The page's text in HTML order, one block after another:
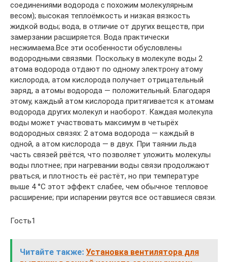
соединениями водорода с похожим молекулярным
весом); высокая теплоёмкость и низкая вязкость
жидкой воды; вода, в отличие от других веществ, при
замерзании расширяется. Вода практически
несжимаема.Все эти особенности обусловлены
водородными связями. Поскольку в молекуле воды 2
атома водорода отдают по одному электрону атому
кислорода, атом кислорода получает отрицательный
заряд, а атомы водорода — положительный. Благодаря
этому, каждый атом кислорода притягивается к атомам
водорода других молекул и наоборот. Каждая молекула
воды может участвовать максимум в четырёх
водородных связях: 2 атома водорода — каждый в
одной, а атом кислорода — в двух. При таянии льда
часть связей рвётся, что позволяет уложить молекулы
воды плотнее; при нагревании воды связи продолжают
рваться, и плотность её растёт, но при температуре
выше 4 °С этот эффект слабее, чем обычное тепловое
расширение; при испарении рвутся все оставшиеся связи.
Гость1
Читайте также: Установка вентилятора для